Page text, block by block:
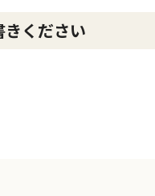
ください